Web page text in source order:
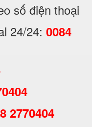
số điện thoại
24/24: 0084
2770404